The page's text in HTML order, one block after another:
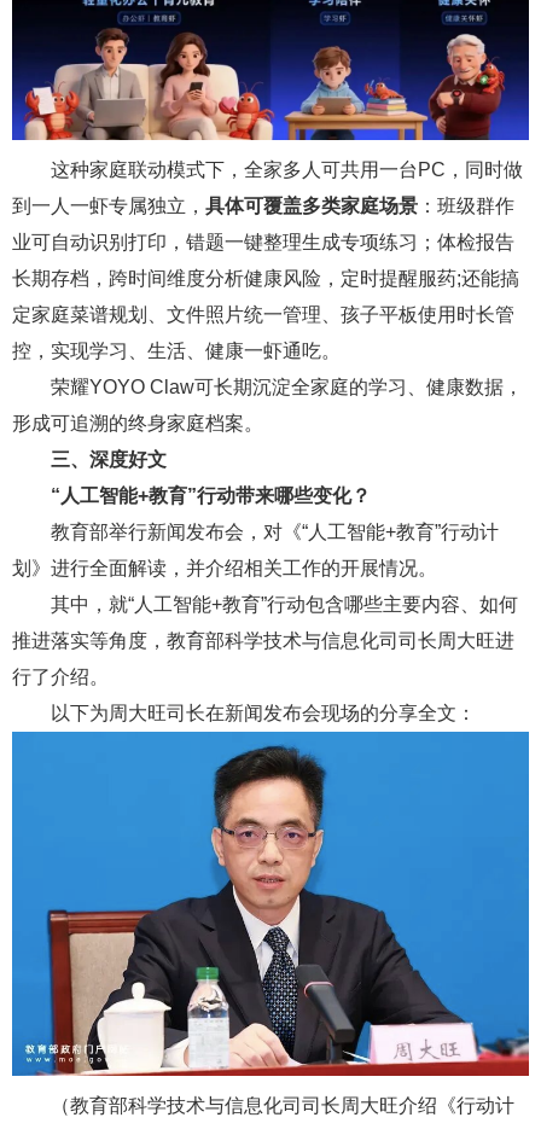
这种家庭联动模式下，全家多人可共用一台PC，同时做
到一人一虾专属独立， 具体可覆盖多类家庭场景 ：班级群作
业可自动识别打印，错题一键整理生成专项练习；体检报告
长期存档，跨时间维度分析健康风险，定时提醒服药;还能搞
定家庭菜谱规划、文件照片统一管理、孩子平板使用时长管
控，实现学习、生活、健康一虾通吃。
荣耀YOYO Claw可长期沉淀全家庭的学习、健康数据，
形成可追溯的终身家庭档案。
三、深度好文
“人工智能+教育”行动带来哪些变化？
教育部举行新闻发布会，对《“人工智能+教育”行动计
划》进行全面解读，并介绍相关工作的开展情况。
其中，就“人工智能+教育”行动包含哪些主要内容、如何
推进落实等角度，教育部科学技术与信息化司司长周大旺进
行了介绍。
以下为周大旺司长在新闻发布会现场的分享全文：
（教育部科学技术与信息化司司长周大旺介绍《行动计